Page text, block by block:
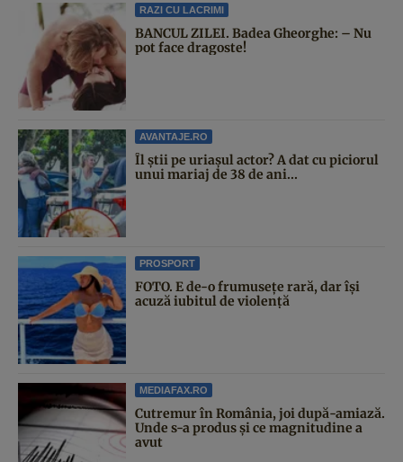
RAZI CU LACRIMI
BANCUL ZILEI. Badea Gheorghe: – Nu
pot face dragoste!
AVANTAJE.RO
Îl știi pe uriașul actor? A dat cu piciorul
unui mariaj de 38 de ani...
PROSPORT
FOTO. E de-o frumusețe rară, dar își
acuză iubitul de violență
MEDIAFAX.RO
Cutremur în România, joi după-amiază.
Unde s-a produs și ce magnitudine a
avut